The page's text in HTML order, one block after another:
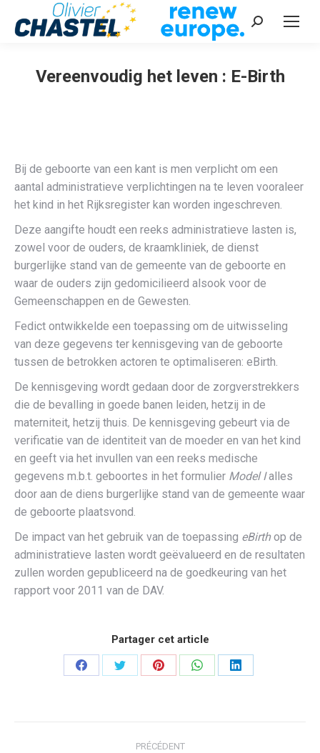
Recherche
Vereenvoudig het leven : E-Birth
Bij de geboorte van een kant is men verplicht om een
aantal administratieve verplichtingen na te leven vooraleer
het kind in het Rijksregister kan worden ingeschreven.
Deze aangifte houdt een reeks administratieve lasten is,
zowel voor de ouders, de kraamkliniek, de dienst
burgerlijke stand van de gemeente van de geboorte en
waar de ouders zijn gedomicilieerd alsook voor de
Gemeenschappen en de Gewesten.
Fedict ontwikkelde een toepassing om de uitwisseling
van deze gegevens ter kennisgeving van de geboorte
tussen de betrokken actoren te optimaliseren: eBirth.
De kennisgeving wordt gedaan door de zorgverstrekkers
die de bevalling in goede banen leiden, hetzij in de
materniteit, hetzij thuis. De kennisgeving gebeurt via de
verificatie van de identiteit van de moeder en van het kind
en geeft via het invullen van een reeks medische
gegevens m.b.t. geboortes in het formulier Model Ialles
door aan de diens burgerlijke stand van de gemeente waar
de geboorte plaatsvond.
De impact van het gebruik van de toepassing eBirthop de
administratieve lasten wordt geëvalueerd en de resultaten
zullen worden gepubliceerd na de goedkeuring van het
rapport voor 2011 van de DAV.
Partager cet article
PartagerPartagerPartagerPartagerPartager
PRÉCÉDENT